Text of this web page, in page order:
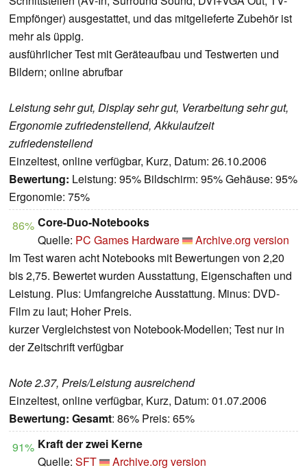
Empfönger) ausgestattet, und das mitgelieferte Zubehör ist
mehr als üppig.
ausführlicher Test mit Geräteaufbau und Testwerten und
Bildern; online abrufbar
Leistung sehr gut, Display sehr gut, Verarbeitung sehr gut,
Ergonomie zufriedenstellend, Akkulaufzeit
zufriedenstellend
Einzeltest, online verfügbar, Kurz, Datum: 26.10.2006
Bewertung: Leistung: 95% Bildschirm: 95% Gehäuse: 95%
Ergonomie: 75%
86% Core-Duo-Notebooks
Quelle: PC Games Hardware
Archive.org version
Im Test waren acht Notebooks mit Bewertungen von 2,20
bis 2,75. Bewertet wurden Ausstattung, Eigenschaften und
Leistung. Plus: Umfangreiche Ausstattung. Minus: DVD-
Film zu laut; Hoher Preis.
kurzer Vergleichstest von Notebook-Modellen; Test nur in
der Zeitschrift verfügbar
Note 2.37, Preis/Leistung ausreichend
Einzeltest, online verfügbar, Kurz, Datum: 01.07.2006
Bewertung: Gesamt: 86% Preis: 65%
91% Kraft der zwei Kerne
Quelle: SFT
Archive.org version